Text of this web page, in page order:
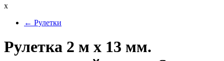
x
← Рулетки
Рулетка 2 м х 13 мм.